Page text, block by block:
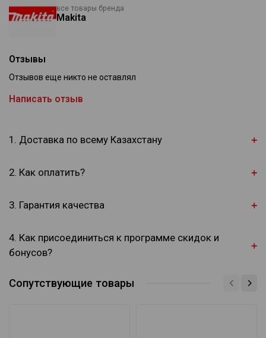
все товары бренда
Makita
Отзывы
Отзывов еще никто не оставлял
Написать отзыв
1. Доставка по всему Казахстану
2. Как оплатить?
3. Гарантия качества
4. Как присоединиться к программе скидок и
бонусов?
Сопутствующие товары